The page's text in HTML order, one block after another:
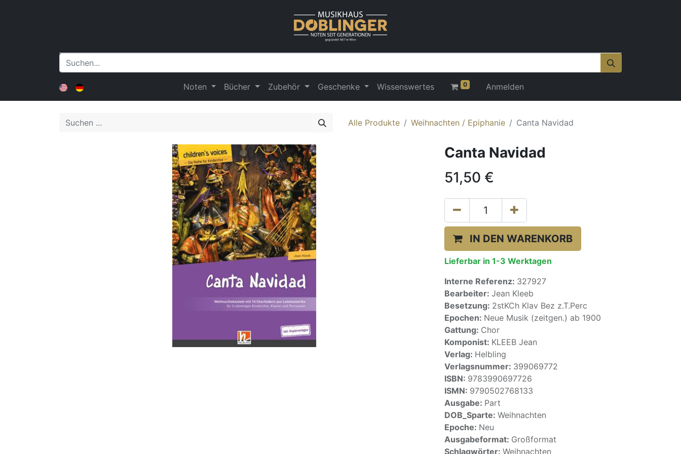
Noten Bücher Zubehör Geschenke Wissenswertes 0 Anmelden
Alle Produkte Weihnachten / Epiphanie Canta Navidad
Canta Navidad
51,50 €
IN DEN WARENKORB
Lieferbar in 1-3 Werktagen
Interne Referenz: 327927
Bearbeiter: Jean Kleeb
Besetzung: 2stKCh Klav Bez z.T.Perc
Epochen: Neue Musik (zeitgen.) ab 1900
Gattung: Chor
Komponist: KLEEB Jean
Verlag: Helbling
Verlagsnummer: 399069772
ISBN: 9783990697726
ISMN: 9790502768133
Ausgabe: Part
DOB_Sparte: Weihnachten
Epoche: Neu
Ausgabeformat: Großformat
Schlagwörter: Weihnachten